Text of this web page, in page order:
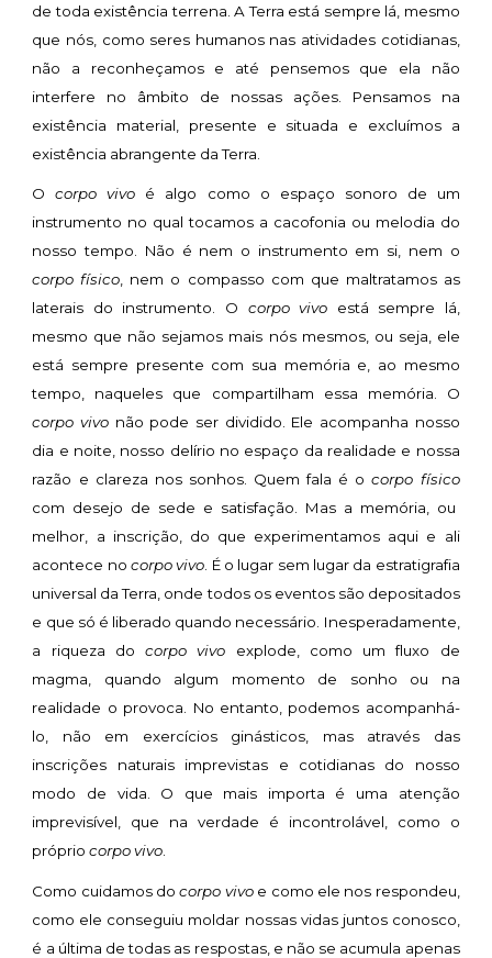
de toda existência terrena. A Terra está sempre lá, mesmo
que nós, como seres humanos nas atividades cotidianas,
não a reconheçamos e até pensemos que ela não
interfere no âmbito de nossas ações. Pensamos na
existência material, presente e situada e excluímos a
existência abrangente da Terra.
Ocorpo vivo é algo como o espaço sonoro de um
instrumento no qual tocamos a cacofonia ou melodia do
nosso tempo. Não é nem o instrumento em si, nem o
corpo físico, nem o compasso com que maltratamos as
laterais do instrumento. O corpo vivo está sempre lá,
mesmo que não sejamos mais nós mesmos, ou seja, ele
está sempre presente com sua memória e, ao mesmo
tempo, naqueles que compartilham essa memória. O
corpo vivo não pode ser dividido. Ele acompanha nosso
dia e noite, nosso delírio no espaço da realidade e nossa
razão e clareza nos sonhos. Quem fala é ocorpo físico
com desejo de sede e satisfação. Mas a memória, ou
melhor, a inscrição, do que experimentamos aqui e ali
acontece nocorpo vivo. É o lugar sem lugar da estratigrafia
universal da Terra, onde todos os eventos são depositados
e que só é liberado quando necessário. Inesperadamente,
a riqueza docorpo vivo explode, como um fluxo de
magma, quando algum momento de sonho ou na
realidade o provoca. No entanto, podemos acompanhá-
lo, não em exercícios ginásticos, mas através das
inscrições naturais imprevistas e cotidianas do nosso
modo de vida. O que mais importa é uma atenção
imprevisível, que na verdade é incontrolável, como o
própriocorpo vivo.
Como cuidamos docorpo vivoe como ele nos respondeu,
como ele conseguiu moldar nossas vidas juntos conosco,
é a última de todas as respostas, e não se acumula apenas